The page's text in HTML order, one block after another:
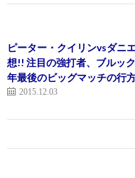
ピーター・クイリンvsダニ
想!! 注目の強打者、ブルッ
年最後のビッグマッチの行
2015.12.03